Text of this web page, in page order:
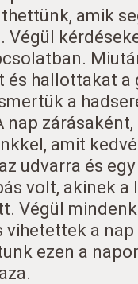
amik
Végül
hallottakat a
a
nap
amit
udvarra és
volt, akinek a
Végül
vihetettek a
ezen a